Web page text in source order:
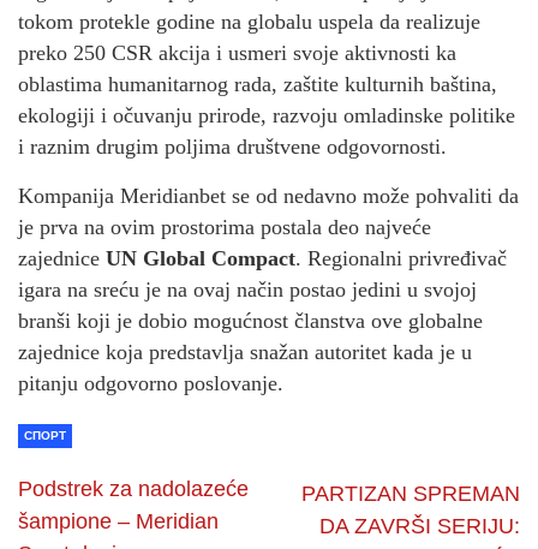
tokom protekle godine na globalu uspela da realizuje
preko 250 CSR akcija i usmeri svoje aktivnosti ka
oblastima humanitarnog rada, zaštite kulturnih baština,
ekologiji i očuvanju prirode, razvoju omladinske politike
i raznim drugim poljima društvene odgovornosti.
Kompanija Meridianbet se od nedavno može pohvaliti da
je prva na ovim prostorima postala deo najveće
zajednice UN Global Compact. Regionalni privređivač
igara na sreću je na ovaj način postao jedini u svojoj
branši koji je dobio mogućnost članstva ove globalne
zajednice koja predstavlja snažan autoritet kada je u
pitanju odgovorno poslovanje.
СПОРТ
Podstrek za nadolazeće
šampione – Meridian
PARTIZAN SPREMAN
DA ZAVRŠI SERIJU: